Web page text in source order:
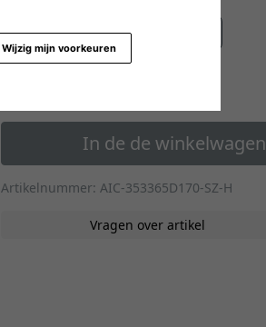
Wijzig mijn voorkeuren
» naar de formaten op maat
In de de winkelwagen
Artikelnummer: AIC-353365D170-SZ-H
Vragen over artikel